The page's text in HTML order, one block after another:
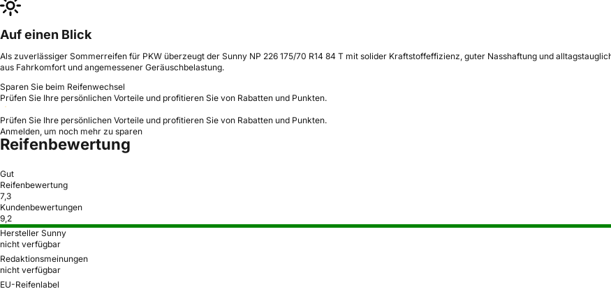
Auf einen Blick
Als zuverlässiger Sommerreifen für PKW überzeugt der Sunny NP 226 175/70 R14 84 T mit solider Kraftstoffeffizienz, guter Nasshaftung und
aus Fahrkomfort und angemessener Geräuschbelastung.
Sparen Sie beim Reifenwechsel
Prüfen Sie Ihre persönlichen Vorteile und profitieren Sie von Rabatten und Punkten.
Prüfen Sie Ihre persönlichen Vorteile und profitieren Sie von Rabatten und Punkten.
Anmelden, um noch mehr zu sparen
Reifenbewertung
Gut
Reifenbewertung
7,3
Kundenbewertungen
9,2
Hersteller Sunny
nicht verfügbar
Redaktionsmeinungen
nicht verfügbar
EU-Reifenlabel